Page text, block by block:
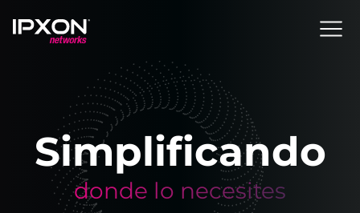
Header
Simplificando
donde lo necesites